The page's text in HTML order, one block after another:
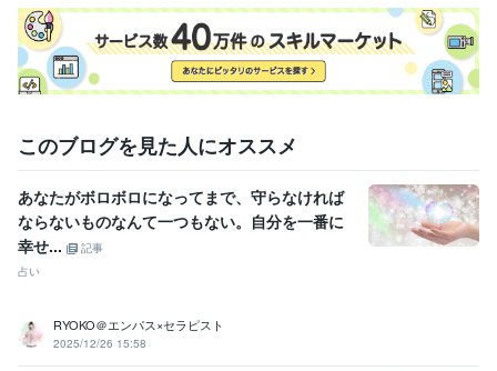
・自分を整えたい
・
行いたいと思いますので、
質問や不明点など、お気軽にお問合せください✿(*^_^*)
悩み相談・カウンセリング
ヒーリング・心理学等
このブログを見た人にオススメ
あなたがボロボロになってまで、守らなければ
ならないものなんて一つもない。自分を一番に
幸せ...
記事
占い
RYOKO＠エンパス×セラピスト
2025/12/26 15:58